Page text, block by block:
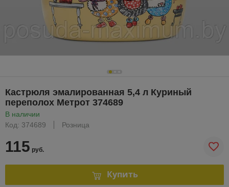
Кастрюля эмалированная 5,4 л Куриный
переполох Метрот 374689
В наличии
Код: 374689
Розница
115 руб.
Купить